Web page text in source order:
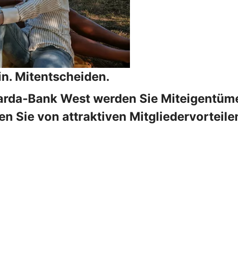
Mitentscheiden.
Bank West werden Sie
Sie von attraktiven